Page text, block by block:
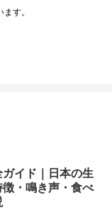
す。
イド｜日本の生
・鳴き声・食べ